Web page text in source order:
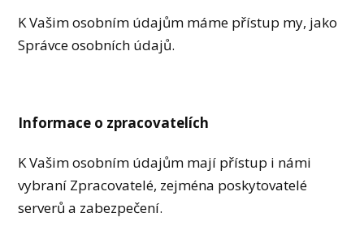
K Vašim osobním údajům máme přístup my, jako
Správce osobních údajů.
Informace o zpracovatelích
K Vašim osobním údajům mají přístup i námi
vybraní Zpracovatelé, zejména poskytovatelé
serverů a zabezpečení.